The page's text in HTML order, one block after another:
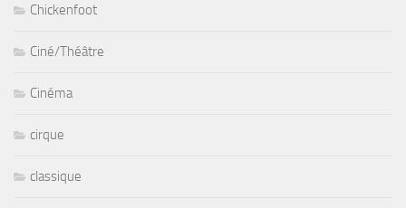
Chickenfoot
Ciné/Théâtre
Cinéma
cirque
classique